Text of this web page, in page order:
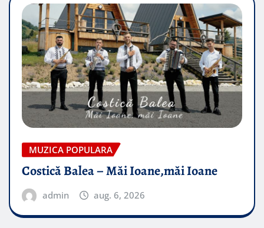
MUZICA POPULARA
Costică Balea – Măi Ioane,măi Ioane
admin aug. 6, 2026